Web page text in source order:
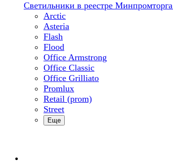
Светильники в реестре Минпромторга
Arctic
Asteria
Flash
Flood
Office Armstrong
Office Classic
Office Grilliato
Promlux
Retail (prom)
Street
Еще